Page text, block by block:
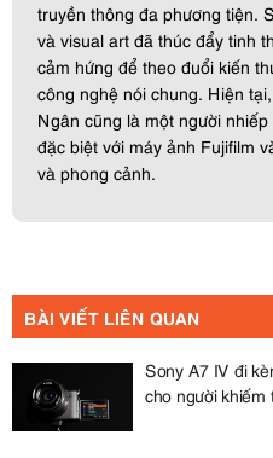
truyền thông đa phương tiện.
và visual art đã thúc đẩy tinh
cảm hứng để theo đuổi kiến
công nghệ nói chung. Hiện
Ngân cũng là một người
đặc biệt với máy ảnh Fujifilm
và phong cảnh.
BÀI VIẾT LIÊN QUAN
Sony A7 IV đi
cho người khiếm